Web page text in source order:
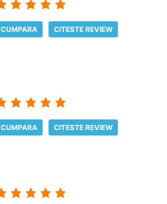
CUMPARA CITESTE REVIEW
CUMPARA CITESTE REVIEW